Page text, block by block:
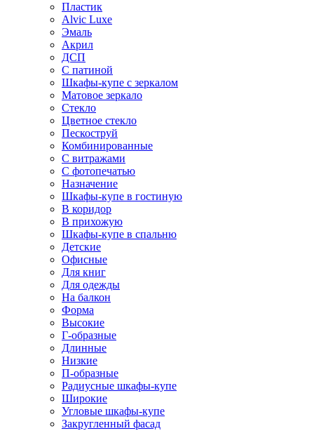
Пластик
Alvic Luxe
Эмаль
Акрил
ДСП
С патиной
Шкафы-купе с зеркалом
Матовое зеркало
Стекло
Цветное стекло
Пескоструй
Комбинированные
С витражами
С фотопечатью
Назначение
Шкафы-купе в гостиную
В коридор
В прихожую
Шкафы-купе в спальню
Детские
Офисные
Для книг
Для одежды
На балкон
Форма
Высокие
Г-образные
Длинные
Низкие
П-образные
Радиусные шкафы-купе
Широкие
Угловые шкафы-купе
Закругленный фасад